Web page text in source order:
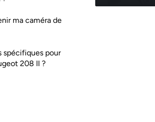
ma caméra de
spécifiques pour
208 II ?